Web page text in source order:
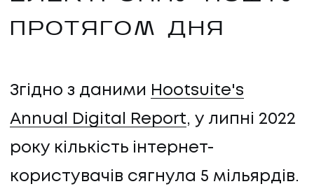
ПРОТЯГОМ ДНЯ
Згідно з даними Hootsuite's
Annual Digital Report, у липні 2022
року кількість інтернет-
користувачів сягнула 5 мільярдів.